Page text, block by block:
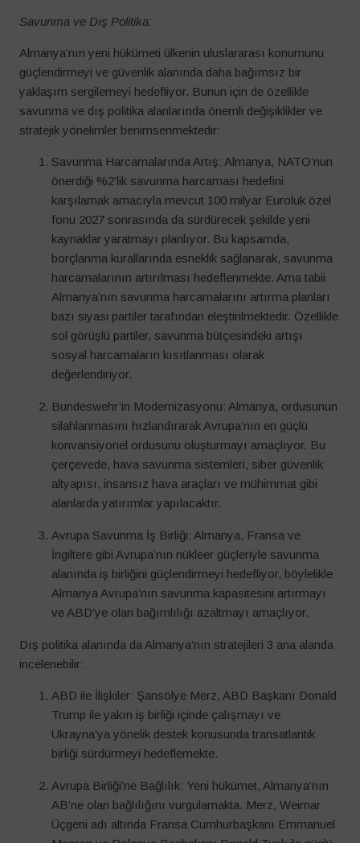
Savunma ve Dış Politika:
Almanya’nın yeni hükümeti ülkenin uluslararası konumunu
güçlendirmeyi ve güvenlik alanında daha bağımsız bir
yaklaşım sergilemeyi hedefliyor. Bunun için de özellikle
savunma ve dış politika alanlarında önemli değişiklikler ve
stratejik yönelimler benimsenmektedir:
Savunma Harcamalarında Artış: Almanya, NATO’nun
önerdiği %2’lik savunma harcaması hedefini
karşılamak amacıyla mevcut 100 milyar Euroluk özel
fonu 2027 sonrasında da sürdürecek şekilde yeni
kaynaklar yaratmayı planlıyor. Bu kapsamda,
borçlanma kurallarında esneklik sağlanarak, savunma
harcamalarının artırılması hedeflenmekte. Ama tabii
Almanya’nın savunma harcamalarını artırma planları
bazı siyasi partiler tarafından eleştirilmektedir. Özellikle
sol görüşlü partiler, savunma bütçesindeki artışı
sosyal harcamaların kısıtlanması olarak
değerlendiriyor.
Bundeswehr’in Modernizasyonu: Almanya, ordusunun
silahlanmasını hızlandırarak Avrupa’nın en güçlü
konvansiyonel ordusunu oluşturmayı amaçlıyor. Bu
çerçevede, hava savunma sistemleri, siber güvenlik
altyapısı, insansız hava araçları ve mühimmat gibi
alanlarda yatırımlar yapılacaktır.
Avrupa Savunma İş Birliği: Almanya, Fransa ve
İngiltere gibi Avrupa’nın nükleer güçleriyle savunma
alanında iş birliğini güçlendirmeyi hedefliyor, böylelikle
Almanya Avrupa’nın savunma kapasitesini artırmayı
ve ABD’ye olan bağımlılığı azaltmayı amaçlıyor.
Dış politika alanında da Almanya’nın stratejileri 3 ana alanda
incelenebilir:
ABD ile İlişkiler: Şansölye Merz, ABD Başkanı Donald
Trump ile yakın iş birliği içinde çalışmayı ve
Ukrayna’ya yönelik destek konusunda transatlantik
birliği sürdürmeyi hedeflemekte.
Avrupa Birliği’ne Bağlılık: Yeni hükümet, Almanya’nın
AB’ne olan bağlılığını vurgulamakta. Merz, Weimar
Üçgeni adı altında Fransa Cumhurbaşkanı Emmanuel